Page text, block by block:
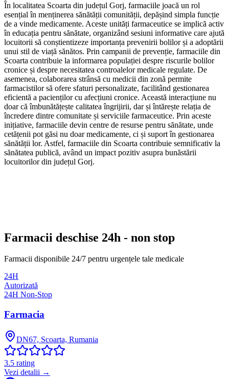
În localitatea Scoarta din județul Gorj, farmaciile joacă un rol
esențial în menținerea sănătății comunității, depășind simpla funcție
de a vinde medicamente. Aceste unități farmaceutice se implică activ
în educația pentru sănătate, organizând sesiuni informative care ajută
locuitorii să conștientizeze importanța prevenirii bolilor și a adoptării
unui stil de viață sănătos. Prin campanii de prevenție, farmaciile din
Scoarta contribuie la informarea populației despre riscurile bolilor
cronice și despre necesitatea controalelor medicale regulate. De
asemenea, colaborarea strânsă cu medicii din zonă permite
farmacistilor să ofere sfaturi personalizate, facilitând gestionarea
eficientă a pacienților cu afecțiuni cronice. Această interacțiune nu
doar că îmbunătățește calitatea îngrijirii, dar și întărește relația de
încredere dintre comunitate și serviciile farmaceutice. Prin aceste
inițiative, farmaciile devin centre de resurse pentru sănătate, unde
cetățenii pot găsi nu doar medicamente, ci și suport în gestionarea
sănătății lor. Astfel, farmaciile din Scoarta contribuie semnificativ la
sănătatea publică, având un impact pozitiv asupra bunăstării
locuitorilor din județul Gorj.
Farmacii deschise 24h - non stop
Farmacii disponibile 24/7 pentru urgențele tale medicale
24H
Autorizată
24H Non-Stop
Farmacia
DN67, Scoarta, Rumania
3.5 rating
Vezi detalii →